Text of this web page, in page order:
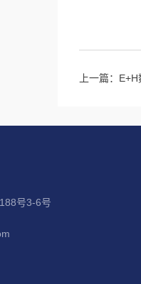
上一篇：
号3-6号